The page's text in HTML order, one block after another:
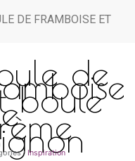
DE FRAMBOISE ET
de
boule
: Inspiration